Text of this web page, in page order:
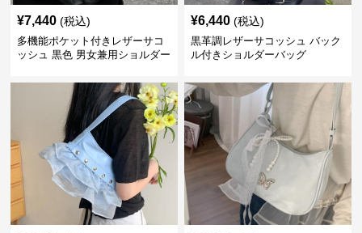
¥7,440 (税込)
多機能ポケット付きレザーサコ
ッシュ 黒色 男女兼用ショルダー
¥6,440 (税込)
黒革調レザーサコッシュ バック
ル付きショルダーバッグ